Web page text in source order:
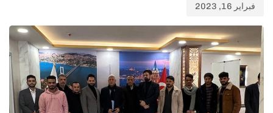
فبراير 16, 2023